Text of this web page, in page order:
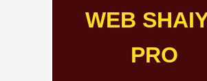
WEB
PRO